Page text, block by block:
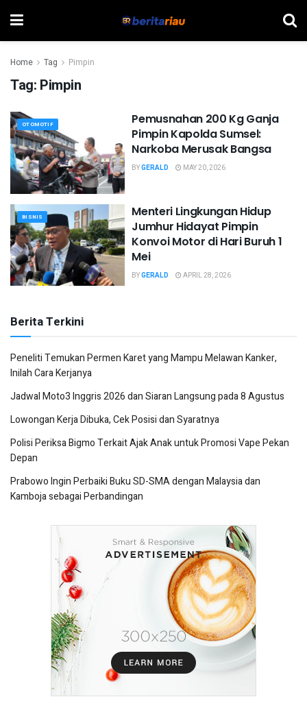
Home Tag Pimpin
Tag: Pimpin
OTOMOTIF
Pemusnahan 200 Kg Ganja
Pimpin Kapolda Sumsel:
Narkoba Merusak Bangsa
BYGERALD MAY 20, 2026
BISNIS
Menteri Lingkungan Hidup
Jumhur Hidayat Pimpin
Konvoi Motor di Hari Buruh 1
Mei
BYGERALD APRIL 28, 2026
Berita Terkini
Peneliti Temukan Permen Karet yang Mampu Melawan Kanker,
Inilah Cara Kerjanya
Jadwal Moto3 Inggris 2026 dan Siaran Langsung pada 8 Agustus
Lowongan Kerja Dibuka, Cek Posisi dan Syaratnya
Polisi Periksa Bigmo Terkait Ajak Anak untuk Promosi Vape Pekan
Depan
Prabowo Ingin Perbaiki Buku SD-SMA dengan Malaysia dan
Kamboja sebagai Perbandingan